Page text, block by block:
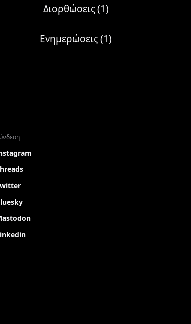
Διορθώσεις (1)
Ενημερώσεις (1)